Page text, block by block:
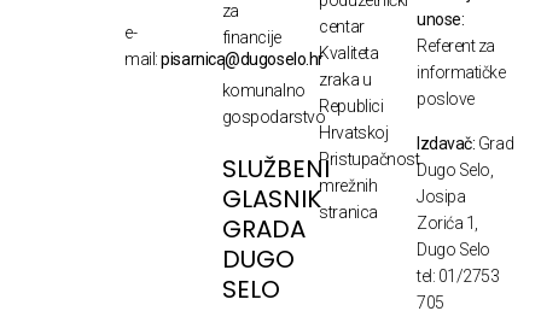
e-
mail:pisarnica@dugoselo.hr
za
financije
i
komunalno
gospodarstvo
SLUŽBENI
GLASNIK
GRADA
DUGO
SELO
centar
Kvaliteta
zraka u
Republici
Hrvatskoj
Pristupačnost
mrežnih
stranica
unose:
Referent za
informatičke
poslove
Izdavač: Grad
Dugo Selo,
Josipa
Zorića 1,
Dugo Selo
tel: 01/2753
705